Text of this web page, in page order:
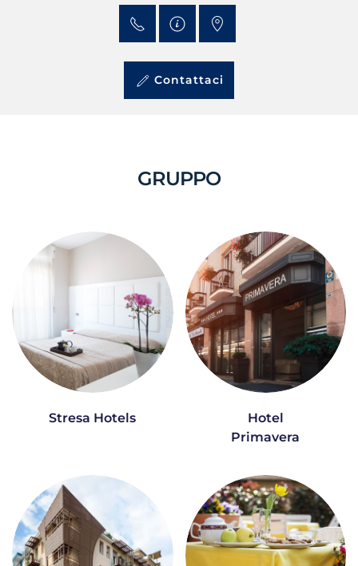
Contattaci
GRUPPO
Stresa Hotels
Hotel
Primavera